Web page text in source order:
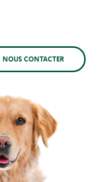
NOUS CONTACTER